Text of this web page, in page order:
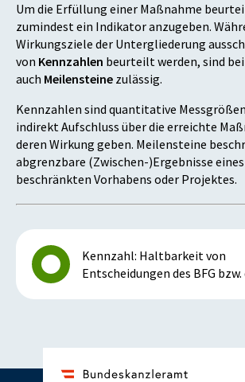
Um die Erfüllung einer Maßnahme
zumindest ein Indikator anzugeben.
Wirkungsziele der Untergliederung
von Kennzahlen beurteilt werden, sind
auch Meilensteine zulässig.
Kennzahlen sind quantitative
indirekt Aufschluss über die erreichte
deren Wirkung geben. Meilensteine
abgrenzbare (Zwischen-)Ergebnisse
beschränkten Vorhabens oder Projektes.
Kennzahl: Haltbarkeit von
Entscheidungen des BFG bzw.
2015